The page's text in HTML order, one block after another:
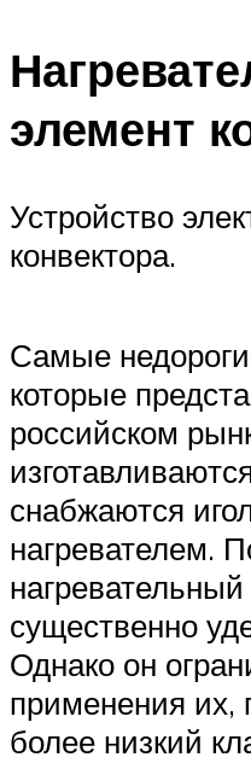
элемент
Устройство
конвектора.
Самые
которые
российском
снабжаются
нагревателем.
существенно
Однако он
применения их,
более низкий